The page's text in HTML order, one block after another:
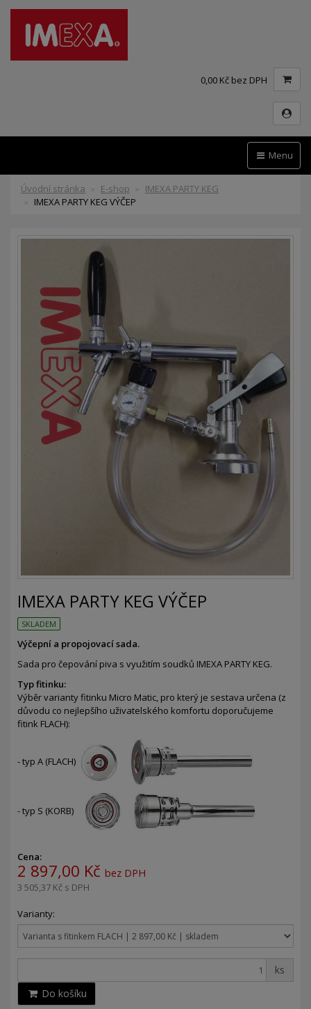
0,00 Kč bez DPH
Menu
Úvodní stránka E-shop
IMEXA PARTY KEG
IMEXA PARTY KEG VÝČEP
IMEXA PARTY KEG VÝČEP
SKLADEM
Výčepní a propojovací sada.
Sada pro čepování piva s využitím soudků IMEXA PARTY KEG.
Typ fitinku:
Výběr varianty fitinku Micro Matic, pro který je sestava určena (z
důvodu co nejlepšího uživatelského komfortu doporučujeme
fitink FLACH):
- typ A (FLACH)
- typ S (KORB)
Cena:
2 897,00 Kč bez DPH
3 505,37 Kč s DPH
Varianty:
ks
Do košíku